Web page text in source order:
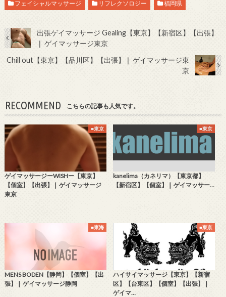
フェイシャルマッサージ リフレクソロジー 福岡県
出張ゲイマッサージ Gealing【東京】【新宿区】【出張】
❘ ゲイマッサージ東京
Chill out【東京】【品川区】【出張】❘ ゲイマッサージ東
京
RECOMMEND こちらの記事も人気です。
■東京
ゲイマッサージーWISHー【東京】
【個室】【出張】❘ ゲイマッサージ
東京
■東京
kanelima（カネリマ）【東京都】
【新宿区】【個室】❘ ゲイマッサー…
■東海
MENS BODEN【静岡】【個室】【出
張】❘ ゲイマッサージ静岡
■東京
ハイサイマッサージ【東京】【新宿
区】【台東区】【個室】【出張】❘
ゲイマ…